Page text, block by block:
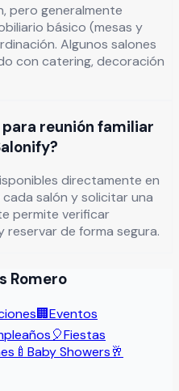
pero generalmente
básico (mesas y
Algunos salones
con catering, decoración
reunión familiar
directamente en
salón y solicitar una
permite verificar
reservar de forma segura.
Romero
🏢Eventos
🎈Fiestas
🍼 Baby Showers🥂